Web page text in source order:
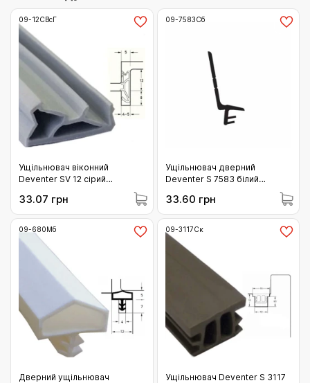
09-12СВсГ
Ущільнювач віконний
Deventer SV 12 сірий
33.07 грн
09-7583Сб
Ущільнювач дверний
Deventer S 7583 білий
33.60 грн
09-680Мб
Дверний ущільнювач
09-3117Ск
Ущільнювач Deventer S 3117